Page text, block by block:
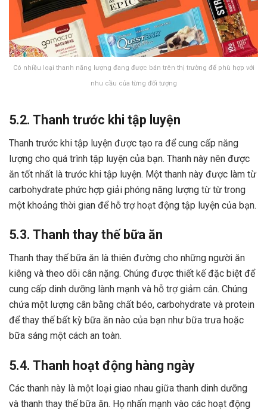
Có nhiều loại thanh năng lượng đang được bán trên thị trường để phù hợp với
nhu cầu của từng đối tượng
5.2. Thanh trước khi tập luyện
Thanh trước khi tập luyện được tạo ra để cung cấp năng
lượng cho quá trình tập luyện của bạn. Thanh này nên được
ăn tốt nhất là trước khi tập luyện. Một thanh này được làm từ
carbohydrate phức hợp giải phóng năng lượng từ từ trong
một khoảng thời gian để hỗ trợ hoạt động tập luyện của bạn.
5.3. Thanh thay thế bữa ăn
Thanh thay thế bữa ăn là thiên đường cho những người ăn
kiêng và theo dõi cân nặng. Chúng được thiết kế đặc biệt để
cung cấp dinh dưỡng lành mạnh và hỗ trợ giảm cân. Chúng
chứa một lượng cân bằng chất béo, carbohydrate và protein
để thay thế bất kỳ bữa ăn nào của bạn như bữa trưa hoặc
bữa sáng một cách an toàn.
5.4. Thanh hoạt động hàng ngày
Các thanh này là một loại giao nhau giữa thanh dinh dưỡng
và thanh thay thế bữa ăn. Họ nhấn mạnh vào các hoạt động